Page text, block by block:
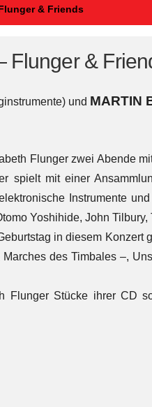
& Friends
Flunger &
und MARTIN
Flunger zwei Abende
spielt mit einer
Instrumente
Yoshihide, John
in diesem Konzert
des Timbales –,
Flunger Stücke ihrer CD